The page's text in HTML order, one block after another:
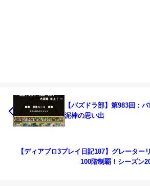
【パズドラ部】第983回：
泥棒の思い出
【ディアブロ3プレイ日記187】グレーター
100階制覇！シーズン